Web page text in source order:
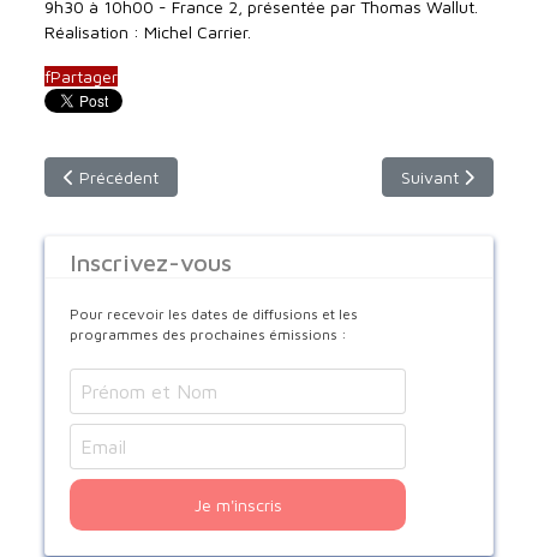
9h30 à 10h00 - France 2, présentée par Thomas Wallut.
Réalisation : Michel Carrier.
fPartager
Article précédent : Actualités orientales 2011
Précédent Article suivant :
Suivant
Inscrivez-vous
Pour recevoir les dates de diffusions et les
programmes des prochaines émissions :
Je m'inscris